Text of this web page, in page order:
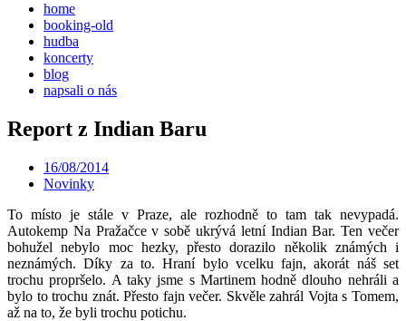
home
booking-old
hudba
koncerty
blog
napsali o nás
Report z Indian Baru
16/08/2014
Novinky
To místo je stále v Praze, ale rozhodně to tam tak nevypadá.
Autokemp Na Pražačce v sobě ukrývá letní Indian Bar. Ten večer
bohužel nebylo moc hezky, přesto dorazilo několik známých i
neznámých. Díky za to. Hraní bylo vcelku fajn, akorát náš set
trochu propršelo. A taky jsme s Martinem hodně dlouho nehráli a
bylo to trochu znát. Přesto fajn večer. Skvěle zahrál Vojta s Tomem,
až na to, že byli trochu potichu.